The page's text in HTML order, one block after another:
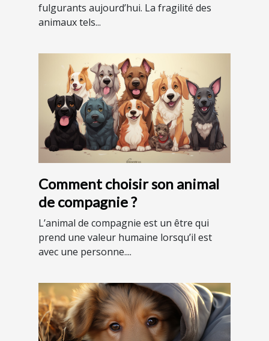
fulgurants aujourd’hui. La fragilité des
animaux tels...
Comment choisir son animal
de compagnie ?
L’animal de compagnie est un être qui
prend une valeur humaine lorsqu’il est
avec une personne....